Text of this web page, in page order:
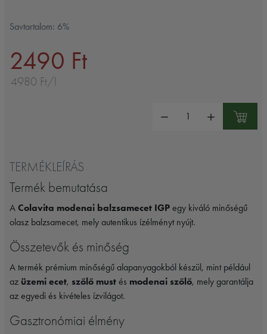
Savtartalom: 6%
2490 Ft
4980 Ft/l
TERMÉKLEÍRÁS
Termék bemutatása
A Colavita modenai balzsamecet IGP egy kiváló minőségű
olasz balzsamecet, mely autentikus ízélményt nyújt.
Összetevők és minőség
A termék prémium minőségű alapanyagokból készül, mint például
az üzemi ecet, szőlő must és modenai szőlő, mely garantálja
az egyedi és kivételes ízvilágot.
Gasztronómiai élmény